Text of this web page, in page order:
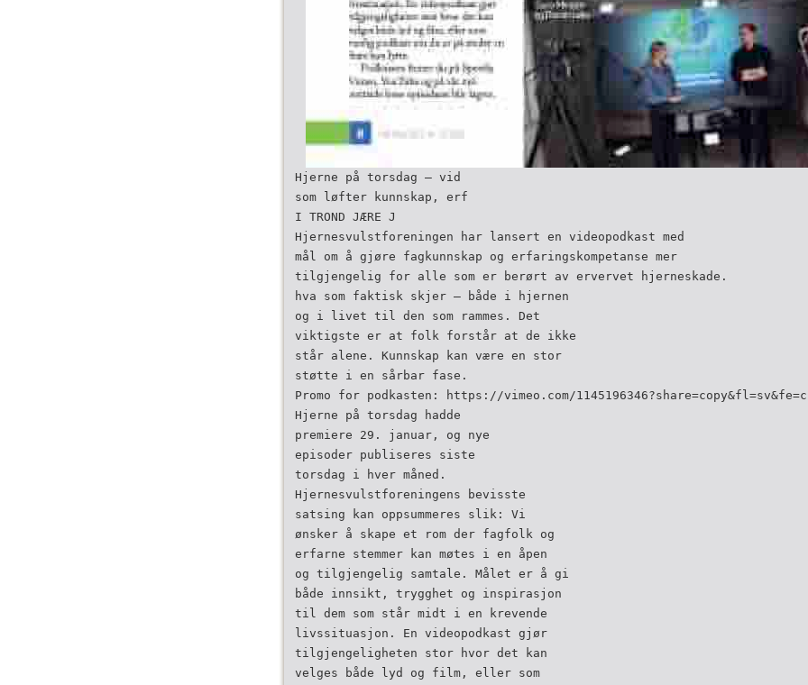
Hjerne på torsdag – vid
som løfter kunnskap, erf
I TROND JÆRE J
Hjernesvulstforeningen har lansert en videopodkast med
mål om å gjøre fagkunnskap og erfaringskompetanse mer
tilgjengelig for alle som er berørt av ervervet hjerneskade.
hva som faktisk skjer – både i hjernen
og i livet til den som rammes. Det
viktigste er at folk forstår at de ikke
står alene. Kunnskap kan være en stor
støtte i en sårbar fase.
Promo for podkasten: https://vimeo.com/
Hjerne på torsdag hadde
premiere 29. januar, og nye
episoder publiseres siste
torsdag i hver måned.
Hjernesvulstforeningens bevisste
satsing kan oppsummeres slik: Vi
ønsker å skape et rom der fagfolk og
erfarne stemmer kan møtes i en åpen
og tilgjengelig samtale. Målet er å gi
både innsikt, trygghet og inspirasjon
til dem som står midt i en krevende
livssituasjon. En videopodkast gjør
tilgjengeligheten stor hvor det kan
velges både lyd og film, eller som